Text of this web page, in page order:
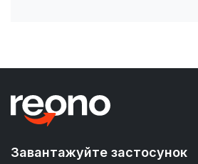
Завантажуйте застосунок